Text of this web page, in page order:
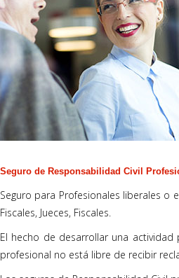
Seguro de Responsabilidad Civil
Seguro para Profesionales liberales o
Fiscales, Jueces, Fiscales.
El hecho de desarrollar una
profesional no está libre de recibir